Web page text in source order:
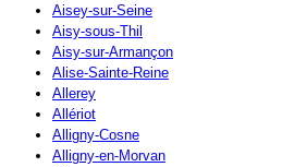
Aisey-sur-Seine
Aisy-sous-Thil
Aisy-sur-Armançon
Alise-Sainte-Reine
Allerey
Allériot
Alligny-Cosne
Alligny-en-Morvan